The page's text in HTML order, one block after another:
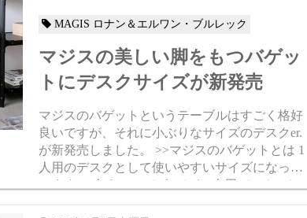
MAGIS ロナン＆エルワン・ブルレック
マジスの美しい脚をもつバゲッ
トにデスクサイズが新発売
マジスのバゲットというテーブルはすごく格好
良いですが、それに小ぶりなサイズのデスクer.
が新発売しました。 >>マジスのバゲットとは 1
人用のデスクとして使いやすいサイズになって
います。 今までのバゲットも1人用デスクとして
使われていましたが、どうしてもサイズが160...